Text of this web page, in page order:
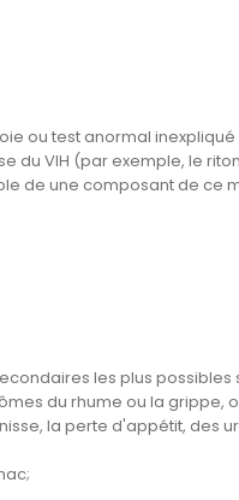
ou test anormal
du VIH (par exemple, le
de une composant de ce
les plus possibles
du rhume ou la grippe,
la perte d'appétit, des